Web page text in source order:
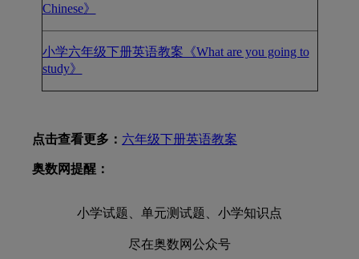
Chinese》
小学六年级下册英语教案《What are you going to
study》
点击查看更多： 六年级下册英语教案
奥数网提醒：
小学试题、单元测试题、小学知识点
尽在奥数网公众号